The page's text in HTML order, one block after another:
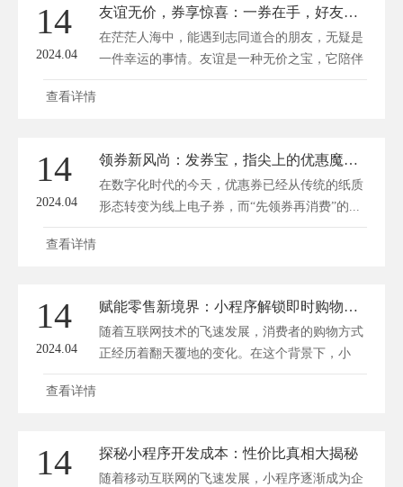
14
2024.04
友谊无价，券享惊喜：一券在手，好友共分，快乐加倍！
在茫茫人海中，能遇到志同道合的朋友，无疑是
一件幸运的事情。友谊是一种无价之宝，它陪伴
我...
查看详情
14
2024.04
领券新风尚：发券宝，指尖上的优惠魔法师！
在数字化时代的今天，优惠券已经从传统的纸质
形态转变为线上电子券，而“先领券再消费”的...
查看详情
14
2024.04
赋能零售新境界：小程序解锁即时购物体验
随着互联网技术的飞速发展，消费者的购物方式
正经历着翻天覆地的变化。在这个背景下，小
程...
查看详情
14 探秘小程序开发成本：性价比真相大揭秘
随着移动互联网的飞速发展，小程序逐渐成为企